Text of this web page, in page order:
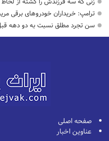
ترامپ: خریداران خودروهای برقی
سن تجرد مطلق نسبت به دو دهه
صفحه اصلی
عناوین اخبار